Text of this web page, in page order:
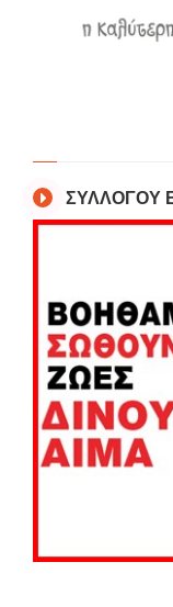
ΣΥΛΛΟΓΟΥ